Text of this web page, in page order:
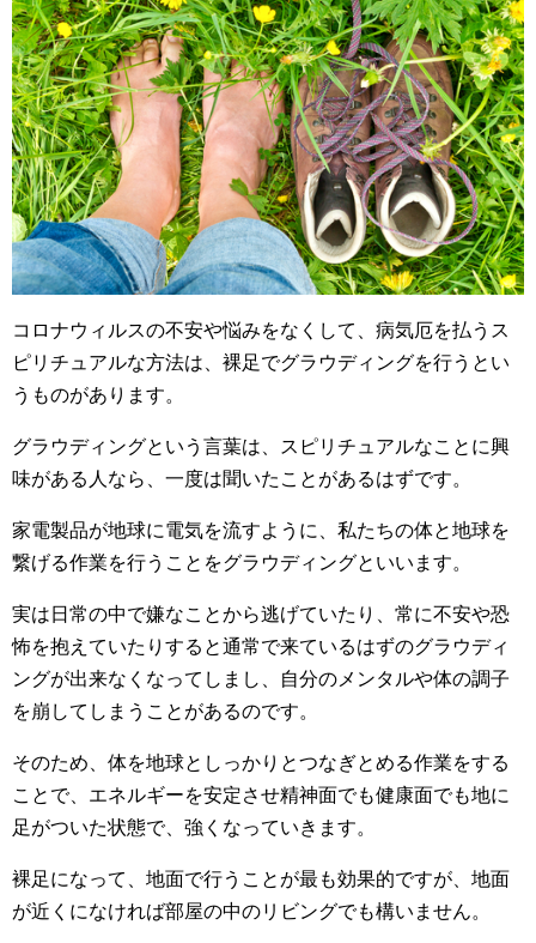
コロナウィルスの不安や悩みをなくして、病気厄を払うス
ピリチュアルな方法は、裸足でグラウディングを行うとい
うものがあります。
グラウディングという言葉は、スピリチュアルなことに興
味がある人なら、一度は聞いたことがあるはずです。
家電製品が地球に電気を流すように、私たちの体と地球を
繋げる作業を行うことをグラウディングといいます。
実は日常の中で嫌なことから逃げていたり、常に不安や恐
怖を抱えていたりすると通常で来ているはずのグラウディ
ングが出来なくなってしまし、自分のメンタルや体の調子
を崩してしまうことがあるのです。
そのため、体を地球としっかりとつなぎとめる作業をする
ことで、エネルギーを安定させ精神面でも健康面でも地に
足がついた状態で、強くなっていきます。
裸足になって、地面で行うことが最も効果的ですが、地面
が近くになければ部屋の中のリビングでも構いません。